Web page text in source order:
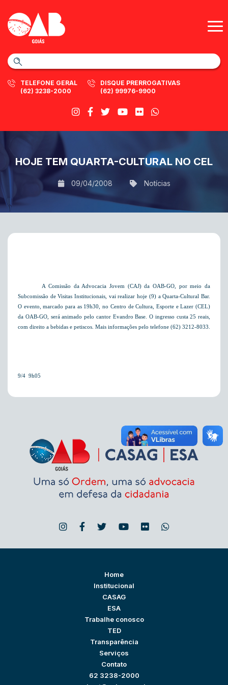
TELEFONE GERAL
(62) 3238-2000
DISQUE PRERROGATIVAS
(62) 99976-9900
HOJE TEM QUARTA-CULTURAL NO CEL
09/04/2008 Notícias
A Comissão da Advocacia Jovem (CAJ) da OAB-GO, por meio da
Subcomissão de Visitas Institucionais, vai realizar hoje (9) a Quarta-Cultural Bar.
O evento, marcado para as 19h30, no Centro de Cultura, Esporte e Lazer (CEL)
da OAB-GO, será animado pelo cantor Evandro Base. O ingresso custa 25 reais,
com direito a bebidas e petiscos. Mais informações pelo telefone (62) 3212-8033.
9/4  9h05
Home
Institucional
CASAG
ESA
Trabalhe conosco
TED
Transparência
Serviços
Contato
62 3238-2000